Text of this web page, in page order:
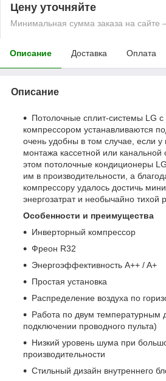
Цену уточняйте
Минимальная сумма заказа на сайте
Описание Доставка Оплата
Описание
Потолочные сплит-системы LG
компрессором устанавливаются
очень удобны в том случае, если у
монтажа кассетной или
этом потолочные кондиционеры
им в производительности, а
компрессору удалось достичь
энергозатрат и необычайно тихой
Особенности и преимущества
Инверторный компрессор
Фреон R32
Энергоэффективность A++ / A+
Простая установка
Распределение воздуха по
Работа по двум температурным
подключении проводного пульта)
Низкий уровень шума при
производительности
Стильный дизайн внутреннего